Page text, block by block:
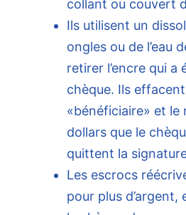
collant ou couvert
Ils utilisent un
ongles ou de l’eau
retirer l’encre qui a
chèque. Ils
«bénéficiaire» et le
dollars que le
quittent la
Les escrocs
pour plus d’argent,